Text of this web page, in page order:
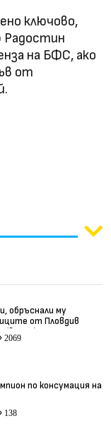
ключово,
на БФС, ако
от
обръснали му
от Пловдив
(видео)
2069
по консумация на
138